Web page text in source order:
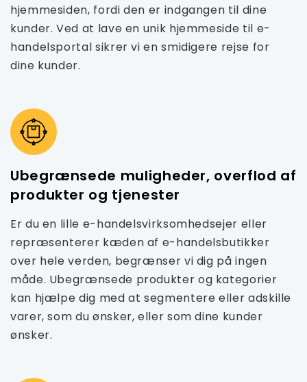
hjemmesiden, fordi den er indgangen til dine
kunder. Ved at lave en unik hjemmeside til e-
handelsportal sikrer vi en smidigere rejse for
dine kunder.
Ubegrænsede muligheder, overflod af
produkter og tjenester
Er du en lille e-handelsvirksomhedsejer eller
repræsenterer kæden af ​​e-handelsbutikker
over hele verden, begrænser vi dig på ingen
måde. Ubegrænsede produkter og kategorier
kan hjælpe dig med at segmentere eller adskille
varer, som du ønsker, eller som dine kunder
ønsker.